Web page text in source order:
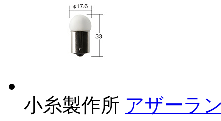
小糸製作所 アザーラ